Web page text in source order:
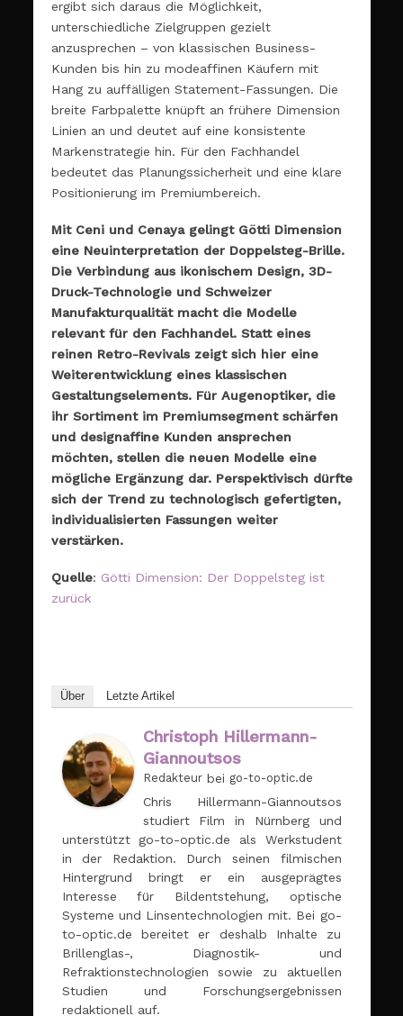
ergibt sich daraus die Möglichkeit,
unterschiedliche Zielgruppen gezielt
anzusprechen – von klassischen Business-
Kunden bis hin zu modeaffinen Käufern mit
Hang zu auffälligen Statement-Fassungen. Die
breite Farbpalette knüpft an frühere Dimension
Linien an und deutet auf eine konsistente
Markenstrategie hin. Für den Fachhandel
bedeutet das Planungssicherheit und eine klare
Positionierung im Premiumbereich.
Mit Ceni und Cenaya gelingt Götti Dimension
eine Neuinterpretation der Doppelsteg-Brille.
Die Verbindung aus ikonischem Design, 3D-
Druck-Technologie und Schweizer
Manufakturqualität macht die Modelle
relevant für den Fachhandel. Statt eines
reinen Retro-Revivals zeigt sich hier eine
Weiterentwicklung eines klassischen
Gestaltungselements. Für Augenoptiker, die
ihr Sortiment im Premiumsegment schärfen
und designaffine Kunden ansprechen
möchten, stellen die neuen Modelle eine
mögliche Ergänzung dar. Perspektivisch dürfte
sich der Trend zu technologisch gefertigten,
individualisierten Fassungen weiter
verstärken.
Quelle: Götti Dimension: Der Doppelsteg ist
zurück
Über Letzte Artikel
Christoph Hillermann-
Giannoutsos
Redakteurbei go-to-optic.de
Chris Hillermann-Giannoutsos
studiert Film in Nürnberg und
unterstützt go-to-optic.de als Werkstudent
in der Redaktion. Durch seinen filmischen
Hintergrund bringt er ein ausgeprägtes
Interesse für Bildentstehung, optische
Systeme und Linsentechnologien mit. Bei go-
to-optic.de bereitet er deshalb Inhalte zu
Brillenglas-, Diagnostik- und
Refraktionstechnologien sowie zu aktuellen
Studien und Forschungsergebnissen
redaktionell auf.